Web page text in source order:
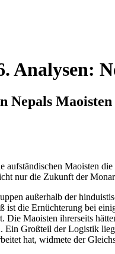
Analysen:
Nepals
Maoisten
nur die Zukunft der
außerhalb der
ist die Ernüchterung bei
Die Maoisten ihrerseits
Ein Großteil der Logistik
hat, widmete der